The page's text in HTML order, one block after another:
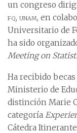
un congreso
fq, unam, en
Universitario de
ha sido
Meeting on
Ha recibido
Ministerio de
distinción Marie
categoría
Cátedra